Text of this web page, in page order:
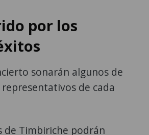
por los
sonarán algunos de
de cada
de Timbiriche podrán